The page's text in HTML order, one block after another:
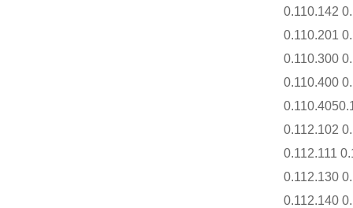
0.110.142
0.110.201
0.110.300
0.110.400
0.112.102
0.112.111
0.112.130
0.112.140